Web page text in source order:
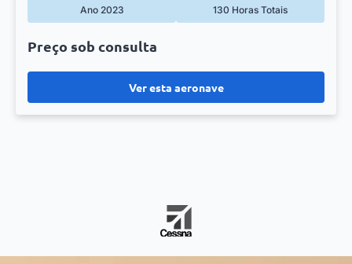
Ano 2023 130 Horas Totais
Ver esta aeronave
Preço sob consulta